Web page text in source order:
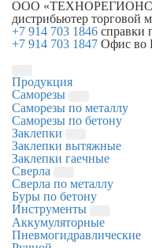
ООО
дистрибьютер торговой
+7 914 703 1846 справки
+7 914 703 1847 Офис во
Продукция
Саморезы
Саморезы по металлу
Саморезы по бетону
Заклепки
Заклепки вытяжные
Заклепки гаечные
Сверла
Сверла по металлу
Буры по бетону
Инструменты
Аккумуляторные
Пневмогидравлические